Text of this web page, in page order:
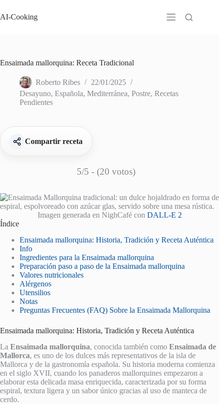
al
contenido
AI-Cooking
Ensaimada mallorquina: Receta Tradicional
Roberto Ribes
22/01/2025
Desayuno, Española, Mediterránea, Postre, Recetas
Pendientes
Compartir receta
5/5 - (20 votos)
Imagen generada en NighCafé con DALL-E 2
Índice
Ensaimada mallorquina: Historia, Tradición y Receta Auténtica
Info
Ingredientes para la Ensaimada mallorquina
Preparación paso a paso de la Ensaimada mallorquina
Valores nutricionales
Alérgenos
Utensilios
Notas
Preguntas Frecuentes (FAQ) Sobre la Ensaimada Mallorquina
Ensaimada mallorquina: Historia, Tradición y Receta Auténtica
La Ensaimada mallorquina, conocida también como Ensaimada de
Mallorca, es uno de los dulces más representativos de la isla de
Mallorca y de la gastronomía española. Su historia moderna comienza
en el siglo XVII, cuando los panaderos mallorquines empezaron a
elaborar esta delicada masa enriquecida, caracterizada por su forma
espiral, textura ligera y un sabor único gracias al uso de manteca de
cerdo.